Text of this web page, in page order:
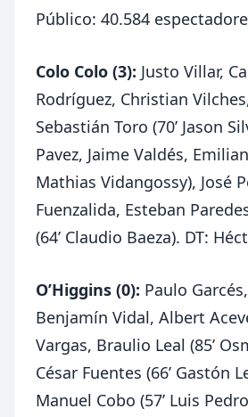
Público: 40.584
Colo Colo (3): Justo Villar,
Rodríguez, Christian
Sebastián Toro (70’ Jason
Pavez, Jaime Valdés,
Mathias Vidangossy), José
Fuenzalida, Esteban
(64’ Claudio Baeza). DT:
O’Higgins (0): Paulo
Benjamín Vidal, Albert
Vargas, Braulio Leal (85’
César Fuentes (66’ Gastón
Manuel Cobo (57’ Luis